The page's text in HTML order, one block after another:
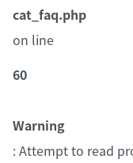
cat_faq.php
on line
60
Warning
: Attempt to read